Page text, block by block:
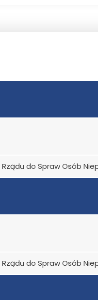
do Spraw Osób
do Spraw Osób